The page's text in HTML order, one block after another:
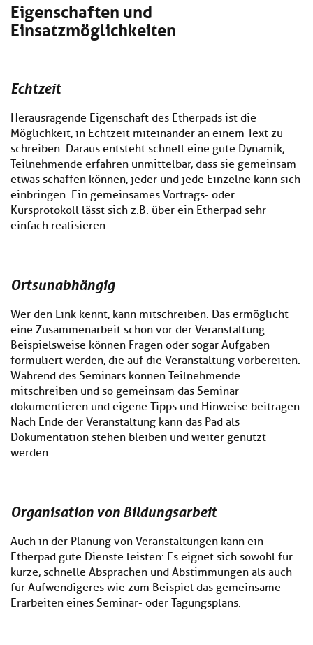
Eigenschaften und
Einsatzmöglichkeiten
Echtzeit
Herausragende Eigenschaft des Etherpads ist die
Möglichkeit, in Echtzeit miteinander an einem Text zu
schreiben. Daraus entsteht schnell eine gute Dynamik,
Teilnehmende erfahren unmittelbar, dass sie gemeinsam
etwas schaffen können, jeder und jede Einzelne kann sich
einbringen. Ein gemeinsames Vortrags- oder
Kursprotokoll lässt sich z.B. über ein Etherpad sehr
einfach realisieren.
Ortsunabhängig
Wer den Link kennt, kann mitschreiben. Das ermöglicht
eine Zusammenarbeit schon vor der Veranstaltung.
Beispielsweise können Fragen oder sogar Aufgaben
formuliert werden, die auf die Veranstaltung vorbereiten.
Während des Seminars können Teilnehmende
mitschreiben und so gemeinsam das Seminar
dokumentieren und eigene Tipps und Hinweise beitragen.
Nach Ende der Veranstaltung kann das Pad als
Dokumentation stehen bleiben und weiter genutzt
werden.
Organisation von Bildungsarbeit
Auch in der Planung von Veranstaltungen kann ein
Etherpad gute Dienste leisten: Es eignet sich sowohl für
kurze, schnelle Absprachen und Abstimmungen als auch
für Aufwendigeres wie zum Beispiel das gemeinsame
Erarbeiten eines Seminar- oder Tagungsplans.